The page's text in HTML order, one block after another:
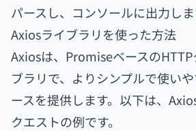
パースし、コンソールに出力しま
Axiosライブラリを使った方法
Axiosは、Promiseベースの
ブラリで、よりシンプルで使い
ースを提供します。以下は、
クエストの例です。